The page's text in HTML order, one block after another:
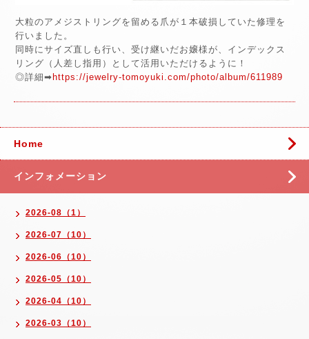
大粒のアメジストリングを留める爪が１本破損していた修理を
行いました。
同時にサイズ直しも行い、受け継いだお嬢様が、インデックス
リング（人差し指用）として活用いただけるように！
◎詳細➡ https://jewelry-tomoyuki.com/photo/album/611989
Home
インフォメーション
2026-08（1）
2026-07（10）
2026-06（10）
2026-05（10）
2026-04（10）
2026-03（10）